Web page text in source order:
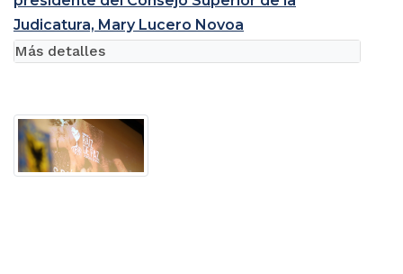
Judicatura, Mary Lucero Novoa
Más detalles